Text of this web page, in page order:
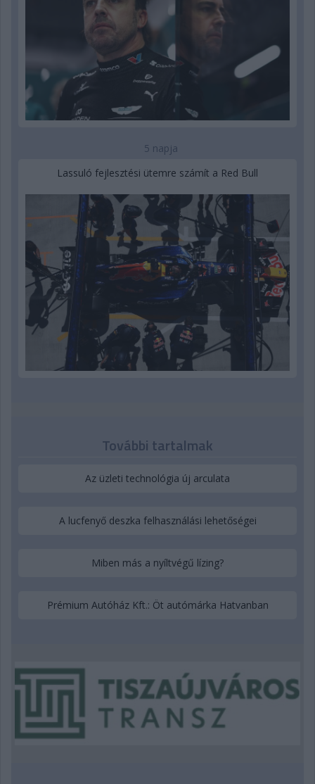
5 napja
Lassuló fejlesztési ütemre számít a Red Bull
További tartalmak
Az üzleti technológia új arculata
A lucfenyő deszka felhasználási lehetőségei
Miben más a nyíltvégű lízing?
Prémium Autóház Kft.: Öt autómárka Hatvanban